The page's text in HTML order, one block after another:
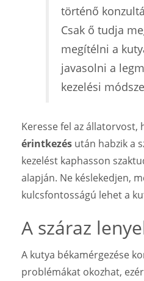
történő
Csak ő tudja
megítélni a
javasolni a
kezelési
Keresse fel az állatorvost,
érintkezés után habzik a
kezelést kaphasson
alapján. Ne késlekedjen,
kulcsfontosságú lehet a
A száraz
A kutya békamérgezése
problémákat okozhat,